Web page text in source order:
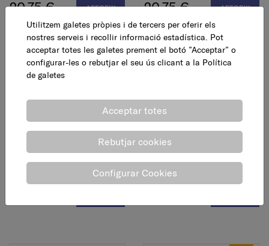
20,75 € AFEGEIX 20,75 € AFEGEIX
Pintura Chalky pedra,
750 ml
Protector fusta corcs
Plus, 5 l
Utilitzem galetes pròpies i de tercers per oferir els
nostres serveis i recollir informació estadística. Pot
acceptar totes les galetes prement el botó ”Acceptar” o
configurar-les o rebutjar el seu ús clicant a la Política
de galetes
Acceptar totes
Rebutjar cookies
Configurar Cookies